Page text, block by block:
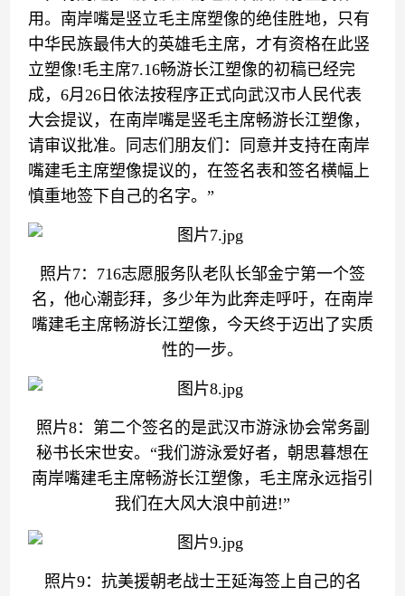
用。南岸嘴是竖立毛主席塑像的绝佳胜地，只有
中华民族最伟大的英雄毛主席，才有资格在此竖
立塑像!毛主席7.16畅游长江塑像的初稿已经完
成，6月26日依法按程序正式向武汉市人民代表
大会提议，在南岸嘴是竖毛主席畅游长江塑像，
请审议批准。同志们朋友们：同意并支持在南岸
嘴建毛主席塑像提议的，在签名表和签名横幅上
慎重地签下自己的名字。”
照片7：716志愿服务队老队长邹金宁第一个签
名，他心潮彭拜，多少年为此奔走呼吁，在南岸
嘴建毛主席畅游长江塑像，今天终于迈出了实质
性的一步。
照片8：第二个签名的是武汉市游泳协会常务副
秘书长宋世安。“我们游泳爱好者，朝思暮想在
南岸嘴建毛主席畅游长江塑像，毛主席永远指引
我们在大风大浪中前进!”
照片9：抗美援朝老战士王延海签上自己的名